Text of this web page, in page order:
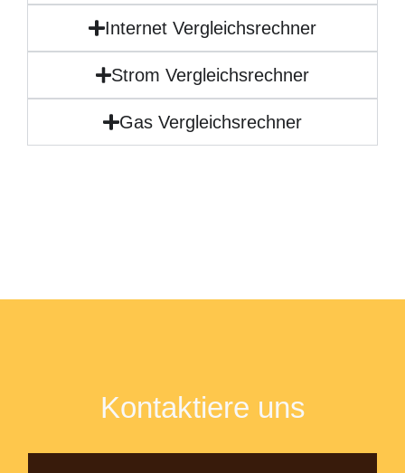
Internet Vergleichsrechner
Strom Vergleichsrechner
Gas Vergleichsrechner
Kontaktiere uns